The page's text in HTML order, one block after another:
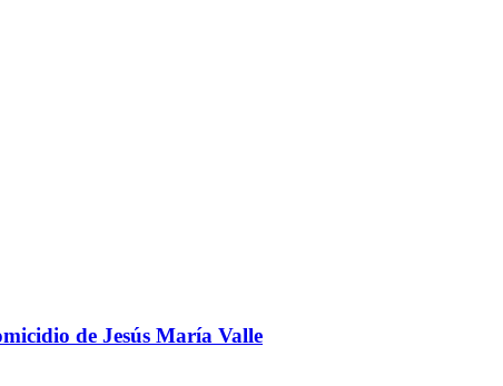
de Jesús María Valle